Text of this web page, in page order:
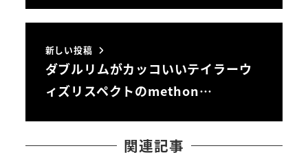
新しい投稿
ダブルリムがカッコいいテイラーウ
ィズリスペクトのmethon…
関連記事